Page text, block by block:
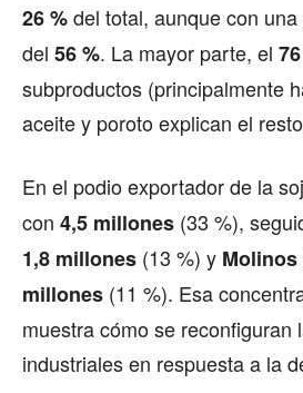
26 %del total, aunque con
del 56 %. La mayor parte, el
subproductos (principalmente
aceite y poroto explican el
En el podio exportador de la
con 4,5 millones (33 %),
1,8 millones (13 %) y
millones (11 %). Esa
muestra cómo se reconfiguran
industriales en respuesta a la